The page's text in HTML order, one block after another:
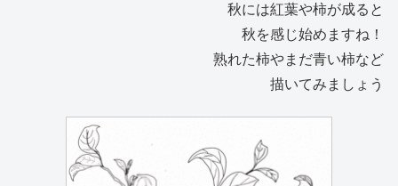
秋には紅葉や柿が成ると
秋を感じ始めますね！
熟れた柿やまだ青い柿など
描いてみましょう